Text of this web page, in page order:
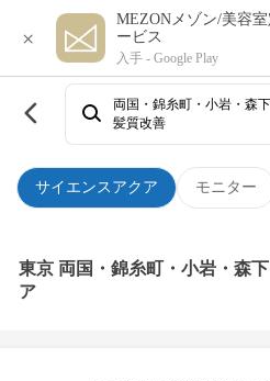
×
MEZONメゾン/美容
ービス
入手 - Google Play
サイエンスアクア モニター
両国・錦糸町・小岩・森
髪質改善
東京 両国・錦糸町・小岩・森
ア